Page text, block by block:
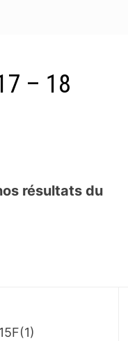
– 18
résultats du